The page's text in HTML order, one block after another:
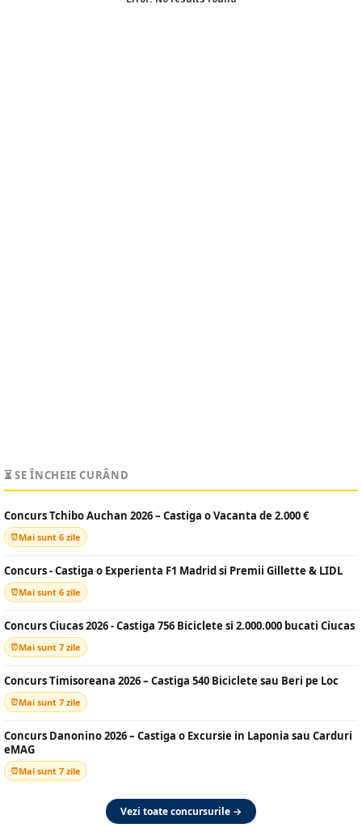
⏳ SE ÎNCHEIE CURÂND
Concurs Tchibo Auchan 2026 – Castiga o Vacanta de 2.000 €
Mai sunt 6 zile
Concurs - Castiga o Experienta F1 Madrid si Premii Gillette & LIDL
Mai sunt 6 zile
Concurs Ciucas 2026 - Castiga 756 Biciclete si 2.000.000 bucati Ciucas
Mai sunt 7 zile
Concurs Timisoreana 2026 – Castiga 540 Biciclete sau Beri pe Loc
Mai sunt 7 zile
Concurs Danonino 2026 – Castiga o Excursie in Laponia sau Carduri
eMAG
Mai sunt 7 zile
Vezi toate concursurile →